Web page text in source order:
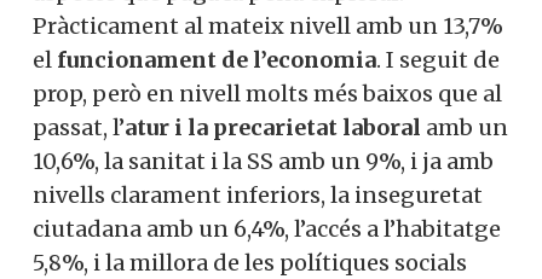
Pràcticament al mateix nivell amb un
13,7% elfuncionament de l’economia. I
seguit de prop, però en nivell molts més
baixos que al passat, l’atur i la precarietat
laboralamb un 10,6%, la sanitat i la SS
amb un 9%, i ja amb nivells clarament
inferiors, la inseguretat ciutadana amb un
6,4%, l’accés a l’habitatge 5,8%, i la millora